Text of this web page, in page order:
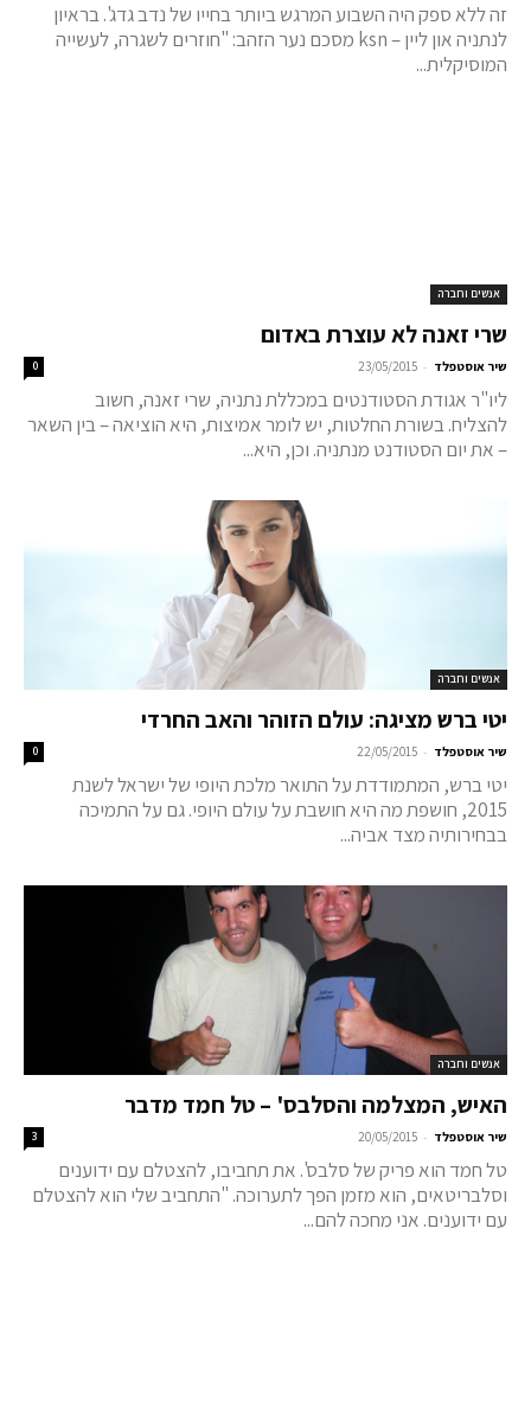
זה ללא ספק היה השבוע המרגש ביותר בחייו של נדב גדג'. בראיון
לנתניה און ליין – ksn מסכם נער הזהב: "חוזרים לשגרה, לעשייה
המוסיקלית...
אנשים וחברה
שרי זאנה לא עוצרת באדום
שיר אוסטפלד -
23/05/2015
0
ליו"ר אגודת הסטודנטים במכללת נתניה, שרי זאנה, חשוב
להצליח. בשורת החלטות, יש לומר אמיצות, היא הוציאה – בין השאר
– את יום הסטודנט מנתניה. וכן, היא...
אנשים וחברה
יטי ברש מציגה: עולם הזוהר והאב החרדי
שיר אוסטפלד -
22/05/2015
0
יטי ברש, המתמודדת על התואר מלכת היופי של ישראל לשנת
2015, חושפת מה היא חושבת על עולם היופי. גם על התמיכה
בבחירותיה מצד אביה...
אנשים וחברה
האיש, המצלמה והסלבס' – טל חמד מדבר
שיר אוסטפלד -
20/05/2015
3
טל חמד הוא פריק של סלבס'. את תחביבו, להצטלם עם ידוענים
וסלבריטאים, הוא מזמן הפך לתערוכה. "התחביב שלי הוא להצטלם
עם ידוענים. אני מחכה להם...